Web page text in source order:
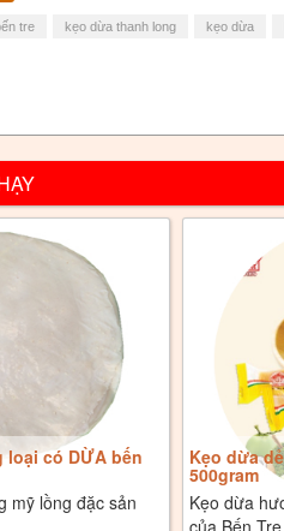
tre kẹo dừa thanh long kẹo dừa
loại có DỪA bến
mỹ lồng đặc sản
Kẹo dừa
500gram
Kẹo dừa